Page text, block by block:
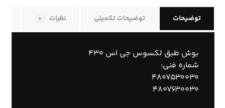
توضیحات توضیحات تکمیلی نظرات ۰
بوش طبق لکسوس جی اس ۴۳۰
شماره فنی:
۴۸۰۷۵۳۰۰۳۰
۴۸۰۷۶۳۰۰۳۰